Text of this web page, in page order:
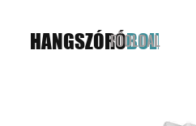
HANGSZÓRÓBOLT
FŐOLDAL